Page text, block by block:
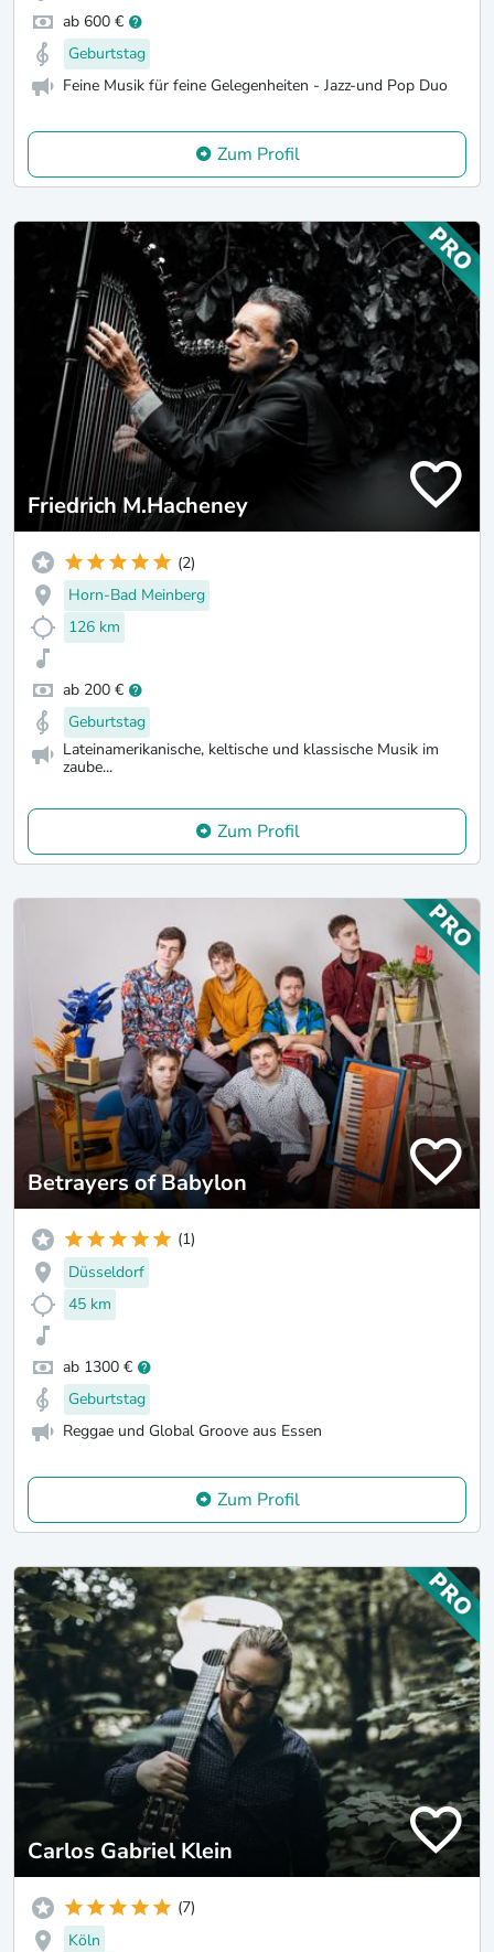
ab 600 €
Geburtstag
Feine Musik für feine Gelegenheiten - Jazz-und Pop Duo
Zum Profil
Friedrich M.Hacheney
(2)
Horn-Bad Meinberg
126 km
ab 200 €
Geburtstag
Lateinamerikanische, keltische und klassische Musik im
zaube...
Zum Profil
Betrayers of Babylon
(1)
Düsseldorf
45 km
ab 1300 €
Geburtstag
Reggae und Global Groove aus Essen
Zum Profil
Carlos Gabriel Klein
(7)
Köln